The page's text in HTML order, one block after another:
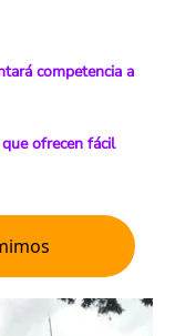
competencia a
ofrecen fácil